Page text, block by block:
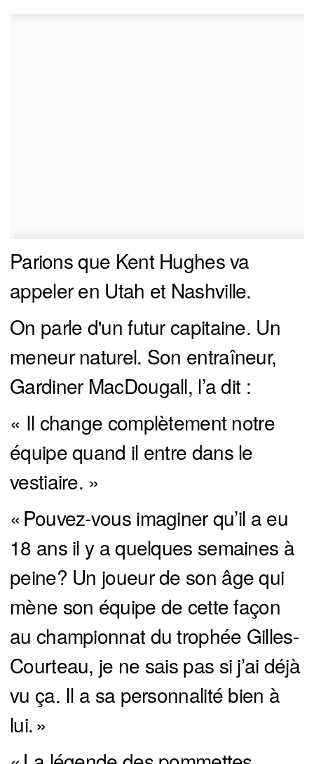
Parions que Kent Hughes va
appeler en Utah et Nashville.
On parle d'un futur capitaine. Un
meneur naturel. Son entraîneur,
Gardiner MacDougall, l’a dit :
« Il change complètement notre
équipe quand il entre dans le
vestiaire. »
« Pouvez-vous imaginer qu’il a eu
18 ans il y a quelques semaines à
peine? Un joueur de son âge qui
mène son équipe de cette façon
au championnat du trophée Gilles-
Courteau, je ne sais pas si j’ai déjà
vu ça. Il a sa personnalité bien à
lui. »